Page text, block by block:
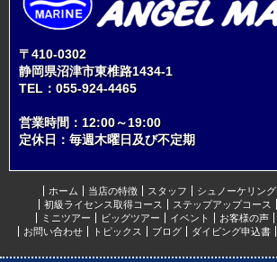
〒410-0302
静岡県沼津市東椎路1434-1
TEL： 055-924-4465
営業時間：12:00～19:00
定休日：毎週木曜日及び不定期
ホーム 当店の特徴 スタッフ シュノーケリング
初級ライセンス取得コース
ステップアップコース
ミニツアー
ビッグツアー イベント お客様の声
お問い合わせ
トピックス ブログ ダイビング申込書